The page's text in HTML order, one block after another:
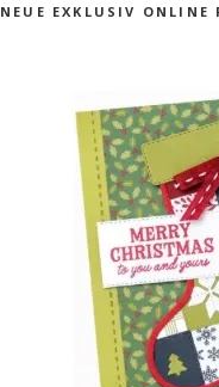
NEUE EXKLUSIV ONLINE